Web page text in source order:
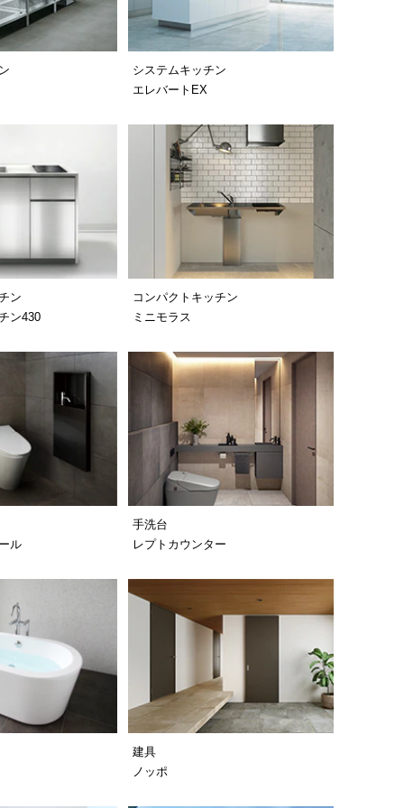
システムキッチン
エレバートEX
ン
ン430
コンパクトキッチン
ミニモラス
ル
手洗台
レプトカウンター
建具
ノッポ